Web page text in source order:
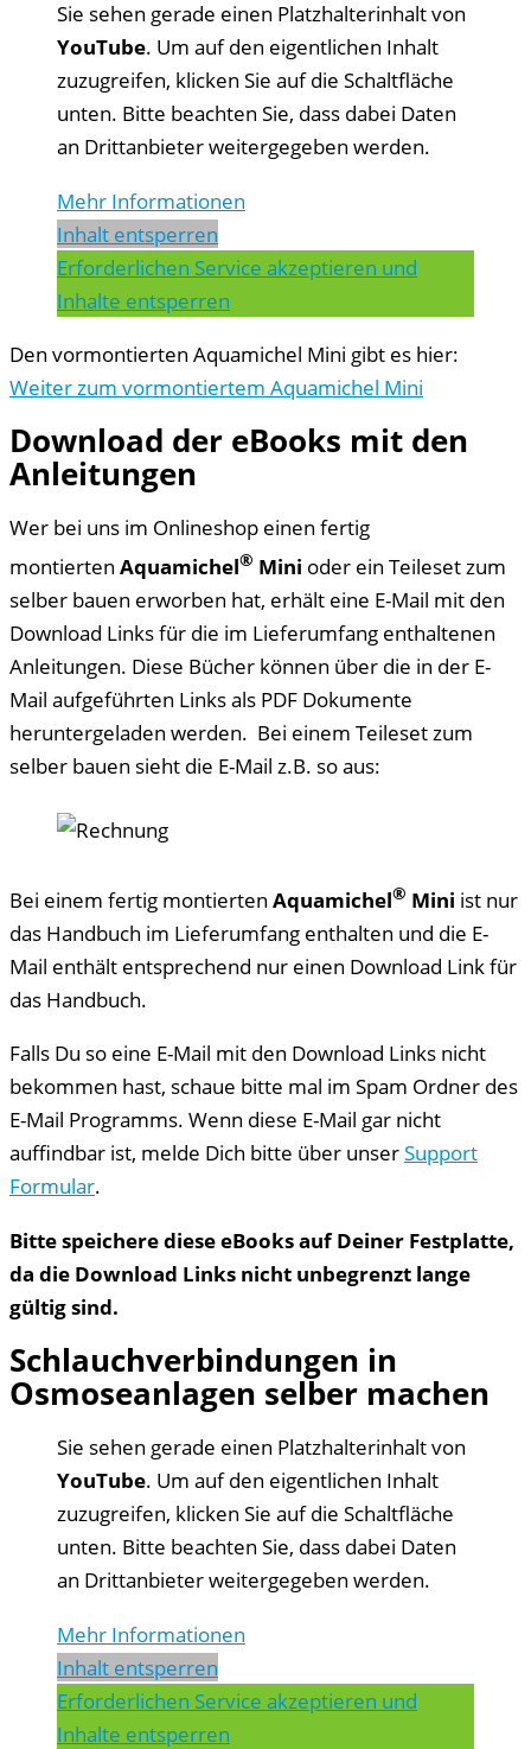
Sie sehen gerade einen Platzhalterinhalt von
YouTube. Um auf den eigentlichen Inhalt
zuzugreifen, klicken Sie auf die Schaltfläche
unten. Bitte beachten Sie, dass dabei Daten
an Drittanbieter weitergegeben werden.
Mehr Informationen
Inhalt entsperren
Erforderlichen Service akzeptieren und
Inhalte entsperren
Den vormontierten Aquamichel Mini gibt es hier:
Weiter zum vormontiertem Aquamichel Mini
Download der eBooks mit den
Anleitungen
Wer bei uns im Onlineshop einen fertig
montierten Aquamichel® Mini oder ein Teileset zum
selber bauen erworben hat, erhält eine E-Mail mit den
Download Links für die im Lieferumfang enthaltenen
Anleitungen. Diese Bücher können über die in der E-
Mail aufgeführten Links als PDF Dokumente
heruntergeladen werden. Bei einem Teileset zum
selber bauen sieht die E-Mail z.B. so aus:
Bei einem fertig montierten Aquamichel® Mini ist nur
das Handbuch im Lieferumfang enthalten und die E-
Mail enthält entsprechend nur einen Download Link für
das Handbuch.
Falls Du so eine E-Mail mit den Download Links nicht
bekommen hast, schaue bitte mal im Spam Ordner des
E-Mail Programms. Wenn diese E-Mail gar nicht
auffindbar ist, melde Dich bitte über unserSupport
Formular.
Bitte speichere diese eBooks auf Deiner Festplatte,
da die Download Links nicht unbegrenzt lange
gültig sind.
Schlauchverbindungen in
Osmoseanlagen selber machen
Sie sehen gerade einen Platzhalterinhalt von
YouTube. Um auf den eigentlichen Inhalt
zuzugreifen, klicken Sie auf die Schaltfläche
unten. Bitte beachten Sie, dass dabei Daten
an Drittanbieter weitergegeben werden.
Mehr Informationen
Inhalt entsperren
Erforderlichen Service akzeptieren und
Inhalte entsperren